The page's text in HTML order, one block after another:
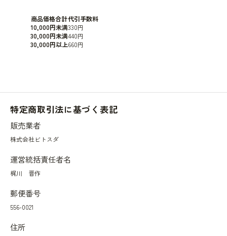
商品価格合計代引手数料
10,000円未満330円
30,000円未満440円
30,000円以上660円
特定商取引法に基づく表記
販売業者
株式会社ビトスダ
運営統括責任者名
梶川 晋作
郵便番号
556-0021
住所